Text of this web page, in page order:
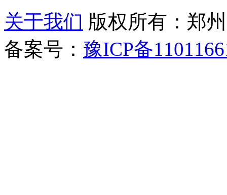
关于我们 版权所有：郑
备案号： 豫ICP备